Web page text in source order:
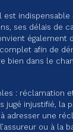
est
ses délais de
également
afin de
bien dans le
: réclamation
jugé injustifié, la
adresser une
ou à la